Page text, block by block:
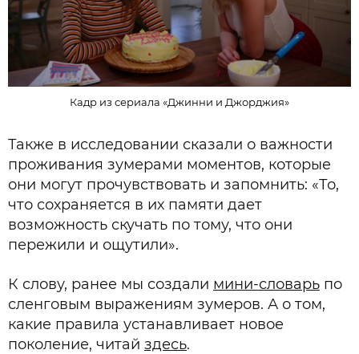
Кадр из сериала «Джинни и Джорджия»
Также в исследовании сказали о важности
проживания зумерами моментов, которые
они могут прочувствовать и запомнить: «То,
что сохраняется в их памяти дает
возможность скучать по тому, что они
пережили и ощутили».
К слову, ранее мы создали мини-словарь по
сленговым выражениям зумеров. А о том,
какие правила устанавливает новое
поколение, читай здесь.